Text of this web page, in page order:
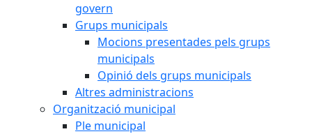
govern
Grups municipals
Mocions presentades pels grups
municipals
Opinió dels grups municipals
Altres administracions
Organització municipal
Ple municipal